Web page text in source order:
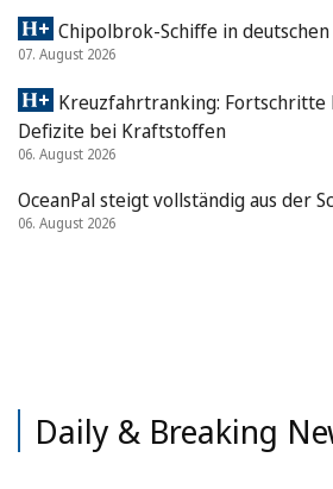
Chipolbrok-Schiffe in
07. August 2026
Kreuzfahrtranking: Fortschritte
Defizite bei Kraftstoffen
06. August 2026
OceanPal steigt vollständig aus der
06. August 2026
Daily & Breaking